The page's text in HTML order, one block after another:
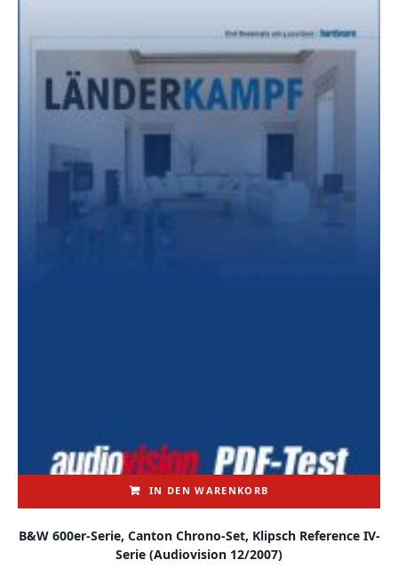
IN DEN WARENKORB
B&W 600er-Serie, Canton Chrono-Set, Klipsch Reference IV-
Serie (audiovision 12/2007)